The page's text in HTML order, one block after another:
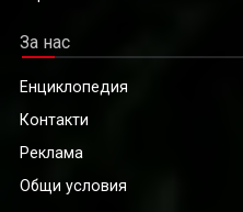
За нас
Енциклопедия
Контакти
Реклама
Общи условия